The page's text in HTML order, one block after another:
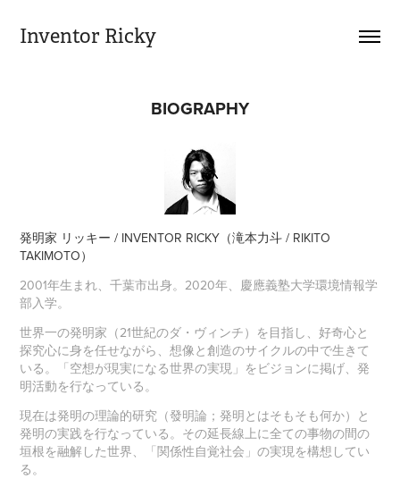
Inventor Ricky
BIOGRAPHY
発明家 リッキー / INVENTOR RICKY（滝本力斗 / RIKITO
TAKIMOTO）
2001年生まれ、千葉市出身。2020年、慶應義塾大学環境情報学
部入学。
世界一の発明家（21世紀のダ・ヴィンチ）を目指し、好奇心と
探究心に身を任せながら、想像と創造のサイクルの中で生きて
いる。「空想が現実になる世界の実現」をビジョンに掲げ、発
明活動を行なっている。
現在は発明の理論的研究（發明論；発明とはそもそも何か）と
発明の実践を行なっている。その延長線上に全ての事物の間の
垣根を融解した世界、「関係性自覚社会」の実現を構想してい
る。